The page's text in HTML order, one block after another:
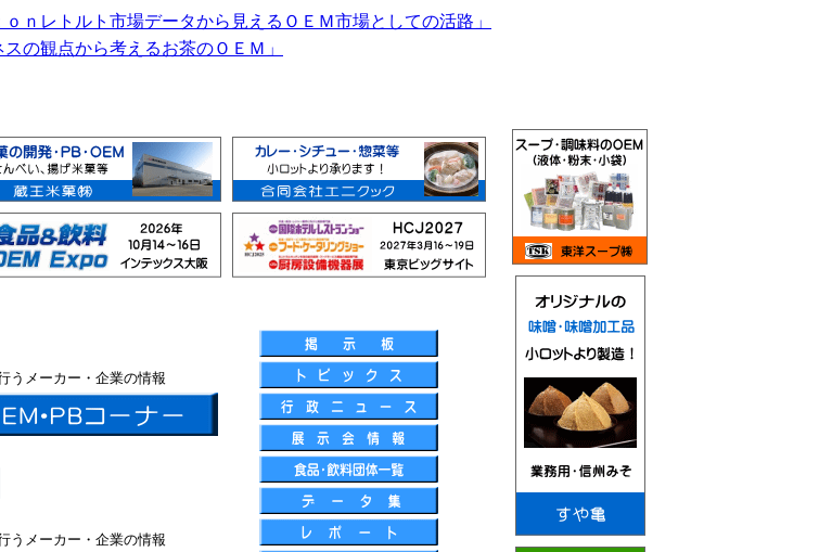
ｏｎレトルト市場データから見えるＯＥＭ市場としての活路」
スの観点から考えるお茶のＯＥＭ」
うメーカー・企業の情報
うメーカー・企業の情報